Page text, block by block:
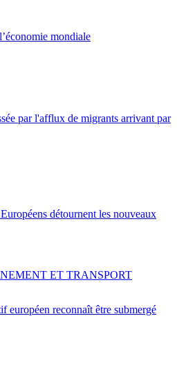
mondiale
par l'afflux de migrants arrivant par
détournent les nouveaux
européen reconnaît être submergé
ET TRANSPORT